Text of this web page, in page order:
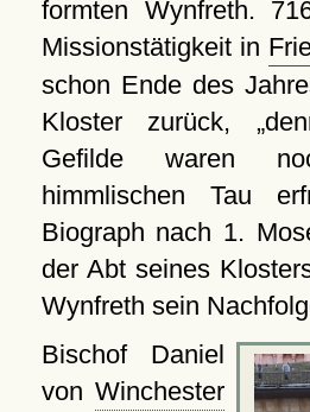
formten Wynfreth.
Missionstätigkeit in
schon Ende des
Kloster zurück,
Gefilde waren
himmlischen Tau
Biograph nach 1.
der Abt seines
Wynfreth sein
Bischof Daniel
von Winchester